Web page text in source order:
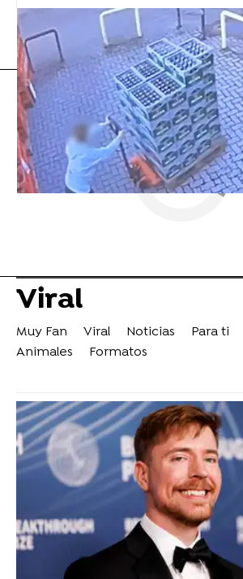
Flooxer Now » Viral
Viral
Muy Fan Viral Noticias Para ti
Animales
Formatos